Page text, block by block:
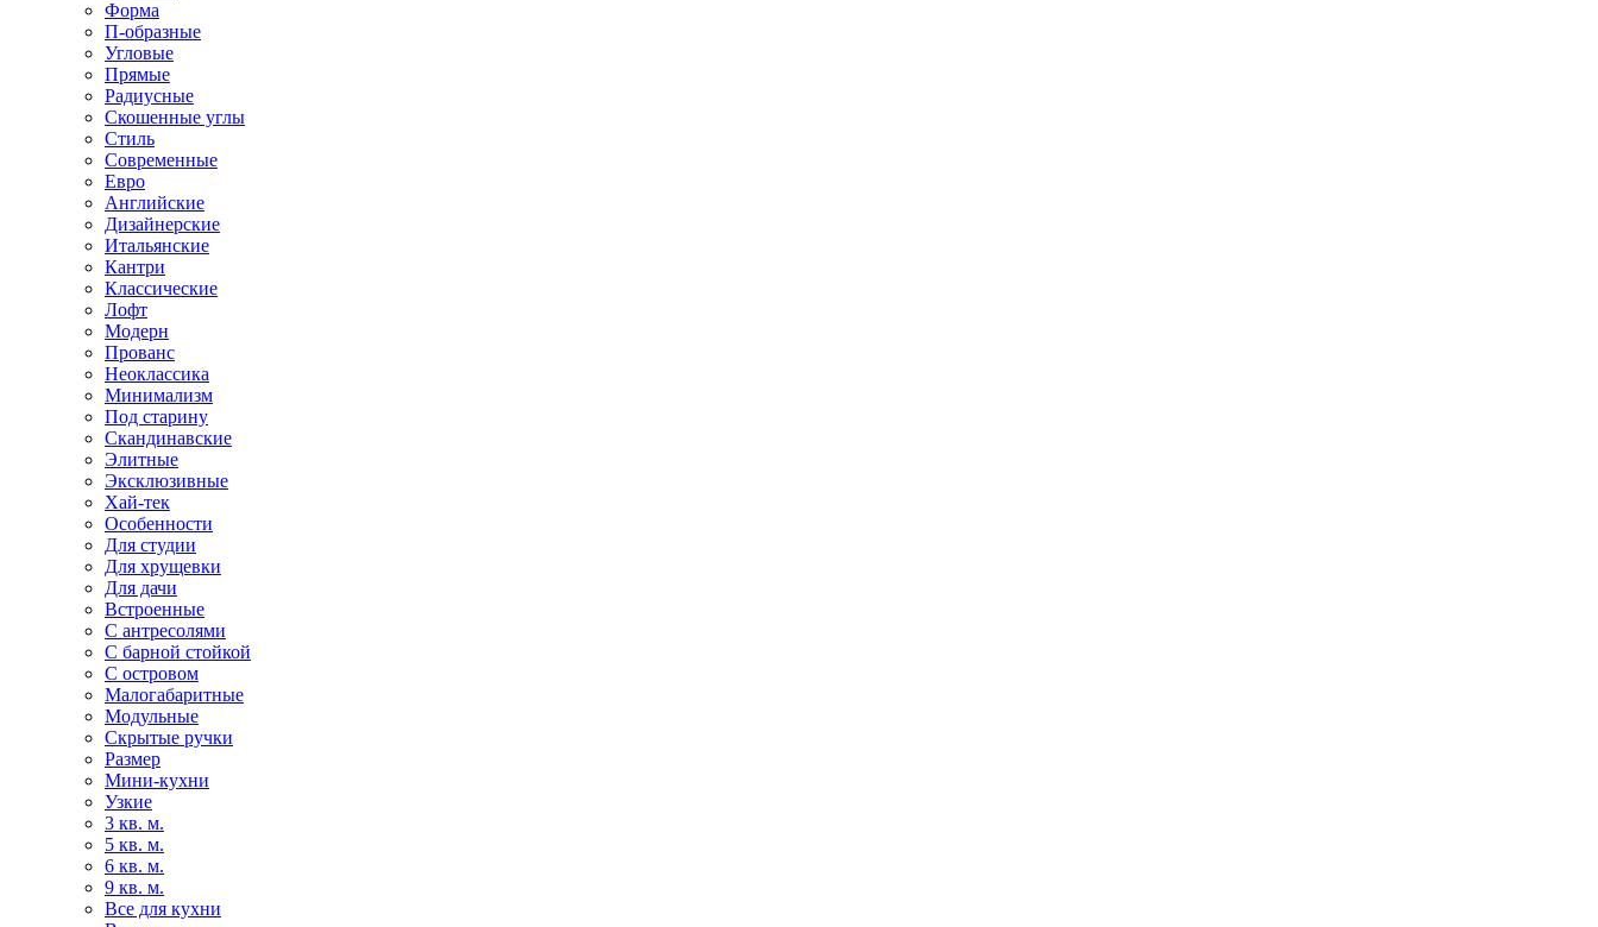
Форма
П-образные
Угловые
Прямые
Радиусные
Скошенные углы
Стиль
Современные
Евро
Английские
Дизайнерские
Итальянские
Кантри
Классические
Лофт
Модерн
Прованс
Неоклассика
Минимализм
Под старину
Скандинавские
Элитные
Эксклюзивные
Хай-тек
Особенности
Для студии
Для хрущевки
Для дачи
Встроенные
С антресолями
С барной стойкой
С островом
Малогабаритные
Модульные
Скрытые ручки
Размер
Мини-кухни
Узкие
3 кв. м.
5 кв. м.
6 кв. м.
9 кв. м.
Все для кухни